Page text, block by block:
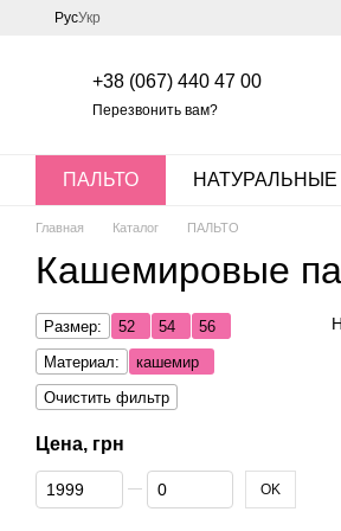
Перейти к основному контенту
РусУкр
+38 (067) 440 47 00
Перезвонить вам?
ПАЛЬТО
Главная Каталог ПАЛЬТО
Кашемировые
Размер: 52 54
56
Материал:
кашемир
Очистить фильтр
Цена, грн
От Цена, грн
До Цена, грн OK